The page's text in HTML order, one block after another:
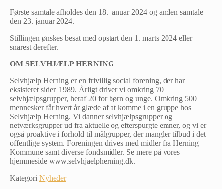
Første samtale afholdes den 18. januar 2024 og anden samtale
den 23. januar 2024.
Stillingen ønskes besat med opstart den 1. marts 2024 eller
snarest derefter.
OM SELVHJÆLP HERNING
Selvhjælp Herning er en frivillig social forening, der har
eksisteret siden 1989. Årligt driver vi omkring 70
selvhjælpsgrupper, heraf 20 for børn og unge. Omkring 500
mennesker får hvert år glæde af at komme i en gruppe hos
Selvhjælp Herning. Vi danner selvhjælpsgrupper og
netværksgrupper ud fra aktuelle og efterspurgte emner, og vi er
også proaktive i forhold til målgrupper, der mangler tilbud i det
offentlige system. Foreningen drives med midler fra Herning
Kommune samt diverse fondsmidler. Se mere på vores
hjemmeside www.selvhjaelpherning.dk.
Kategori Nyheder